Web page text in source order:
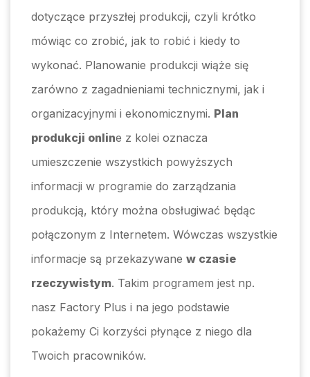
dotyczące przyszłej produkcji, czyli krótko
mówiąc co zrobić, jak to robić i kiedy to
wykonać. Planowanie produkcji wiąże się
zarówno z zagadnieniami technicznymi, jak i
organizacyjnymi i ekonomicznymi. Plan
produkcji online z kolei oznacza
umieszczenie wszystkich powyższych
informacji w programie do zarządzania
produkcją, który można obsługiwać będąc
połączonym z Internetem. Wówczas wszystkie
informacje są przekazywane w czasie
rzeczywistym. Takim programem jest np.
nasz Factory Plus i na jego podstawie
pokażemy Ci korzyści płynące z niego dla
Twoich pracowników.